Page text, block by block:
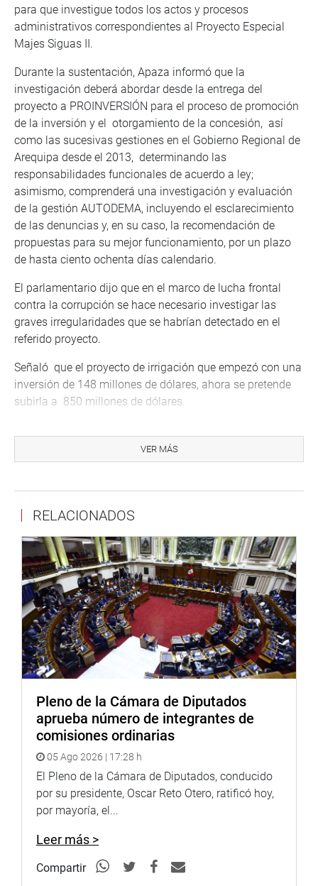
para que investigue todos los actos y procesos
administrativos correspondientes al Proyecto Especial
Majes Siguas II.
Durante la sustentación, Apaza informó que la
investigación deberá abordar desde la entrega del
proyecto a PROINVERSIÓN para el proceso de promoción
de la inversión y el otorgamiento de la concesión, así
como las sucesivas gestiones en el Gobierno Regional de
Arequipa desde el 2013, determinando las
responsabilidades funcionales de acuerdo a ley;
asimismo, comprenderá una investigación y evaluación
de la gestión AUTODEMA, incluyendo el esclarecimiento
de las denuncias y, en su caso, la recomendación de
propuestas para su mejor funcionamiento, por un plazo
de hasta ciento ochenta días calendario.
El parlamentario dijo que en el marco de lucha frontal
contra la corrupción se hace necesario investigar las
graves irregularidades que se habrían detectado en el
referido proyecto.
Señaló que el proyecto de irrigación que empezó con una
inversión de 148 millones de dólares, ahora se pretende
subirla a 850 millones de dólares.
admitida para su debate. Hubo 0 abstenciones y 2 en
contra.
Antes, el pleno aprobó por unanimidad la conformación
de una comisión para que investigue las presuntas
irregularidades y posibles actos de corrupción en el
gobierno regional del Callao. El plazo de investigación es
por 6 meses.
CENTRO DE NOTICIAS
PRENSA-CONGRESO 19-4-18
Puede encontrar más información en nuestra página web
y redes sociales.
Portal:http://www.congreso.gob.pe/
Facebook:https://goo.gl/s5t7XN
Twitter:
https://goo.gl/iMywRR
YouTube:https://goo.gl/VBXBNk
http://www.goo.gl/hMwTg1
VER MÁS
RELACIONADOS
Pleno de la Cámara de Diputados
aprueba número de integrantes de
comisiones ordinarias
05 Ago 2026 | 17:28 h
El Pleno de la Cámara de Diputados, conducido
por su presidente, Oscar Reto Otero, ratificó hoy,
por mayoría, el...
Leer más >
Compartir